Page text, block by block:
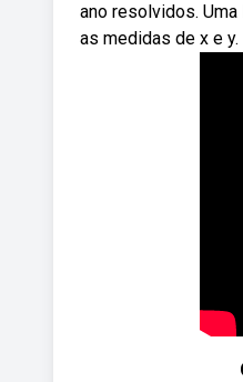
ano resolvidos.
as medidas de x e